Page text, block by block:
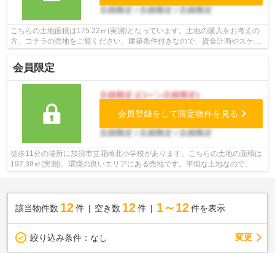
こちらの土地面積は175.22㎡(実測)となっています。土地の購入をお考えの
方、コチラの売地をご覧ください。建築条件付きなので、資金計画やスケジ
会員限定
会員登録をして限定物件を見る
徒歩11分の場所に加須市立花崎北小学校があります。こちらの土地の面積は
197.39㎡(実測)。環境の良いエリアにある売地です。平坦な土地なので、擁
該当物件数 12件 空き数 12 件 1～12 件を表示
絞り込み条件： なし 変更